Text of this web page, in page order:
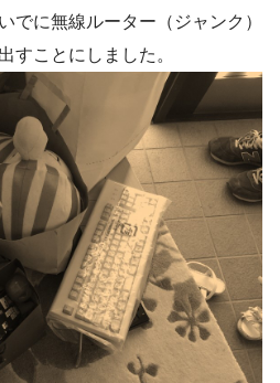
でに無線ルーター（ジャンク）
すことにしました。